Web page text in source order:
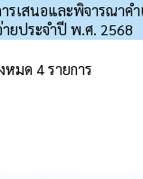
ารเสนอและพิจารณ
ยประจำปี พ.ศ. 2568
หมด 4 รายการ